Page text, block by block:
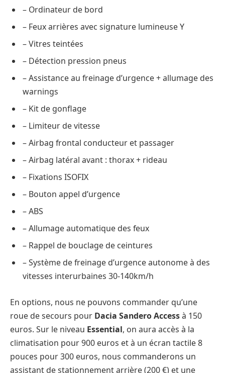
– Ordinateur de bord
– Feux arrières avec signature lumineuse Y
– Vitres teintées
– Détection pression pneus
– Assistance au freinage d’urgence + allumage des
warnings
– Kit de gonflage
– Limiteur de vitesse
– Airbag frontal conducteur et passager
– Airbag latéral avant : thorax + rideau
– Fixations ISOFIX
– Bouton appel d’urgence
– ABS
– Allumage automatique des feux
– Rappel de bouclage de ceintures
– Système de freinage d’urgence autonome à des
vitesses interurbaines 30-140km/h
En options, nous ne pouvons commander qu’une
roue de secours pour Dacia Sandero Accessà 150
euros. Sur le niveau Essential, on aura accès à la
climatisation pour 900 euros et à un écran tactile 8
pouces pour 300 euros, nous commanderons un
assistant de stationnement arrière (200 €) et une